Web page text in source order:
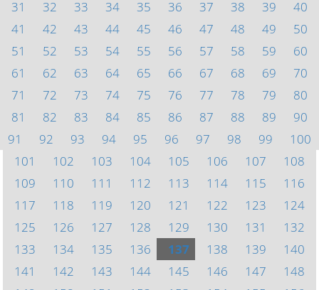
31
32 33 34 35 36 37 38 39
40
41
42 43 44 45 46 47 48 49
50
51
52 53 54 55 56 57 58 59
60
61
62 63 64 65 66 67 68 69
70
71
72 73 74 75 76 77 78 79
80
81
82 83 84 85 86 87 88 89
90
91
92 93 94 95 96 97 98 99
100
101
102 103 104 105 106 107
108
109
110 111 112 113 114 115
116
117
118 119 120 121 122 123
124
125
126 127 128 129 130 131
132
133
134 135 136 137 138 139
140
141
142 143 144 145 146 147
148